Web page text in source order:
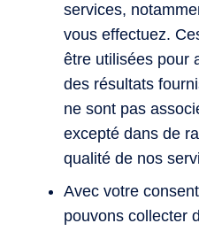
services,
vous effectuez.
être utilisées pour
des résultats
ne sont pas
excepté dans de
qualité de nos
Avec votre
pouvons collecter